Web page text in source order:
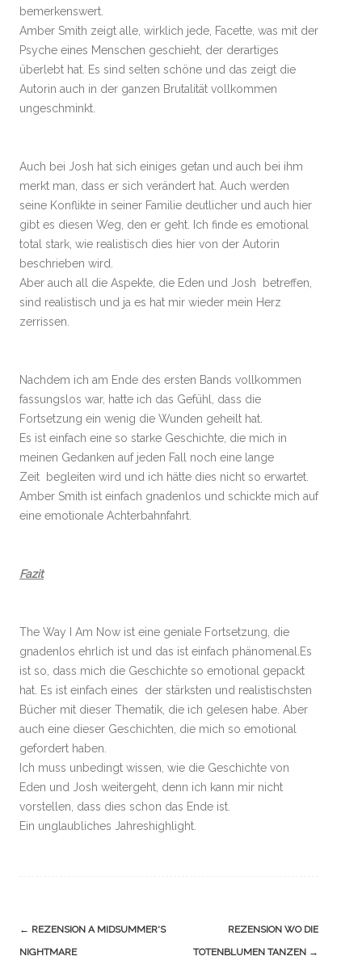
bemerkenswert.
Amber Smith zeigt alle, wirklich jede, Facette, was mit der
Psyche eines Menschen geschieht, der derartiges
überlebt hat. Es sind selten schöne und das zeigt die
Autorin auch in der ganzen Brutalität vollkommen
ungeschminkt.
Auch bei Josh hat sich einiges getan und auch bei ihm
merkt man, dass er sich verändert hat. Auch werden
seine Konflikte in seiner Familie deutlicher und auch hier
gibt es diesen Weg, den er geht. Ich finde es emotional
total stark, wie realistisch dies hier von der Autorin
beschrieben wird.
Aber auch all die Aspekte, die Eden und Josh betreffen,
sind realistisch und ja es hat mir wieder mein Herz
zerrissen.
Nachdem ich am Ende des ersten Bands vollkommen
fassungslos war, hatte ich das Gefühl, dass die
Fortsetzung ein wenig die Wunden geheilt hat.
Es ist einfach eine so starke Geschichte, die mich in
meinen Gedanken auf jeden Fall noch eine lange
Zeit begleiten wird und ich hätte dies nicht so erwartet.
Amber Smith ist einfach gnadenlos und schickte mich auf
eine emotionale Achterbahnfahrt.
Fazit
The Way I Am Now ist eine geniale Fortsetzung, die
gnadenlos ehrlich ist und das ist einfach phänomenal.Es
ist so, dass mich die Geschichte so emotional gepackt
hat. Es ist einfach eines der stärksten und realistischsten
Bücher mit dieser Thematik, die ich gelesen habe. Aber
auch eine dieser Geschichten, die mich so emotional
gefordert haben.
Ich muss unbedingt wissen, wie die Geschichte von
Eden und Josh weitergeht, denn ich kann mir nicht
vorstellen, dass dies schon das Ende ist.
Ein unglaubliches Jahreshighlight.
Navigation
(Beiträge)
← REZENSION A MIDSUMMER‘S
NIGHTMARE
REZENSION WO DIE
TOTENBLUMEN TANZEN →